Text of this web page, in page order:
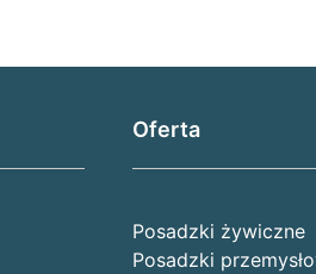
Oferta
Posadzki żywiczne
Posadzki